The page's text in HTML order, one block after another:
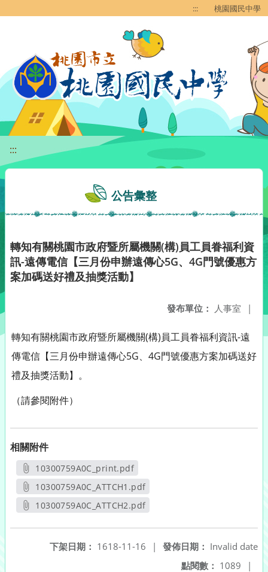
::: 桃園國民中學
:::
公告彙整
轉知有關桃園市政府暨所屬機關(構)員工員眷福利資
訊-遠傳電信【三月份申辦遠傳心5G、4G門號優惠方
案加碼送好禮及抽獎活動】
發布單位： 人事室 |
轉知有關桃園市政府暨所屬機關(構)員工員眷福利資訊-遠
傳電信【三月份申辦遠傳心5G、4G門號優惠方案加碼送好
禮及抽獎活動】。
（請參閱附件）
相關附件
10300759A0C_print.pdf
另開新視窗
10300759A0C_ATTCH1.pdf
另開新視窗
10300759A0C_ATTCH2.pdf
發佈日期： Invalid date
下架日期： 1618-11-16
|
點閱數： 1089 |